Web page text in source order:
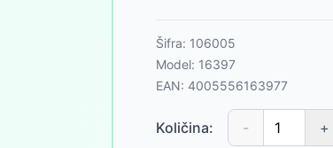
Šifra: 106005
Model: 16397
EAN: 4005556163977
Količina: - +